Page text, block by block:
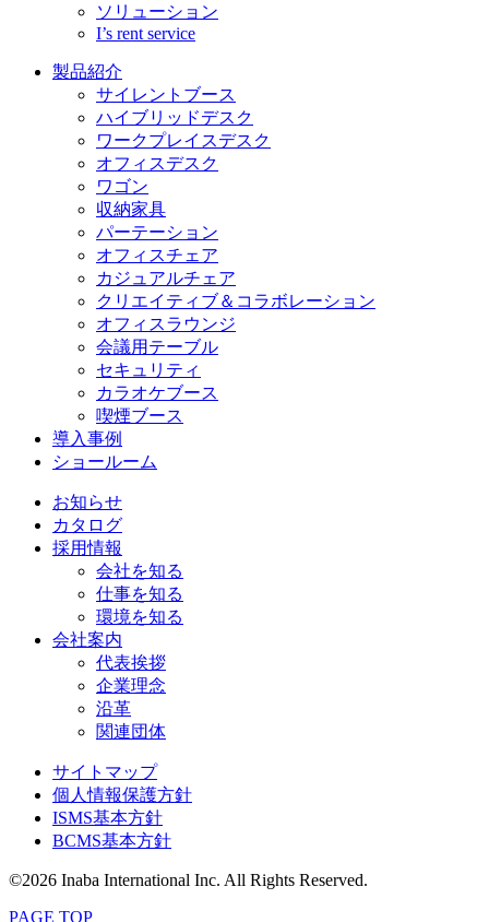
ソリューション
I’s rent service
製品紹介
サイレントブース
ハイブリッドデスク
ワークプレイスデスク
オフィスデスク
ワゴン
収納家具
パーテーション
オフィスチェア
カジュアルチェア
クリエイティブ＆コラボレーション
オフィスラウンジ
会議用テーブル
セキュリティ
カラオケブース
喫煙ブース
導入事例
ショールーム
お知らせ
カタログ
採用情報
会社を知る
仕事を知る
環境を知る
会社案内
代表挨拶
企業理念
沿革
関連団体
サイトマップ
個人情報保護方針
ISMS基本方針
BCMS基本方針
©2026 Inaba International Inc. All Rights Reserved.
PAGE TOP